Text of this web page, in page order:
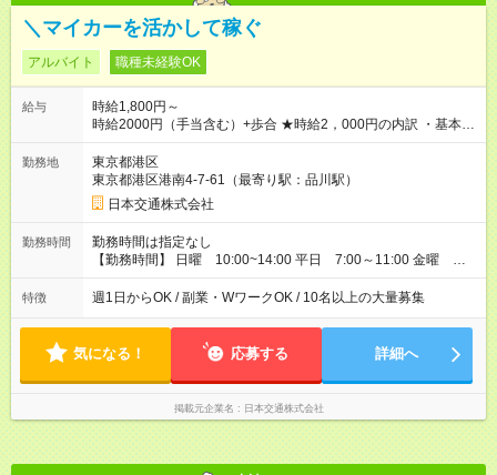
＼マイカーを活かして稼ぐ
アルバイト 職種未経験OK
給与
時給1,800円～
時給2000円（手当含む）+歩合 ★時給2，000円の内訳 ・基本時
給：1，400円 ・燃料手当：300円 一律支給 ・通信手当：100
円 一律支給 ・特別手当：200円 一律支給 ※ ※特別手当200円
は期間限定の金額です。（2026年10月15日まで） →10月まで
にご入社いただいた場合、時給：2，000円スタートになりま
す。 ───────────────── ■研修について 営業所にて入
修中の給与 営業所での研修（10時間）中は、時給1，250円とな
ります。 【試用期間】試用期間あり 試用期間の長さ：5ヶ月
形態：アルバイト・パート採用 給与：時給 1,250円以上 試用期
間中、最初の10時間で研修が行われ、研修（10時間）中は、時
時給1，800円＋歩合となります。
勤務地
東京都港区
東京都港区港南4-7-61（最寄り駅：品川駅）
日本交通株式会社
勤務時間
勤務時間は指定なし
【勤務時間】 日曜 10:00~14:00 平日 7:00～11:00 金曜
16:00～20:00、0:30～4:30（日付変わった土曜日深夜） 土曜
16:00~20:00 ※雨や猛暑の日などは勤務可能時間が臨時拡大あ
特徴 週1日からOK / 副業・WワークOK / 10名以上の大量募集
気になる！ 応募する 詳細へ
掲載元企業名 日本交通株式会社